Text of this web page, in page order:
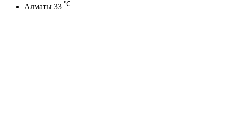
Алматы 33 ℃